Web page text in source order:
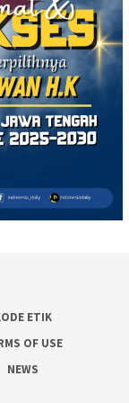
ETIK
OF USE
NEWS